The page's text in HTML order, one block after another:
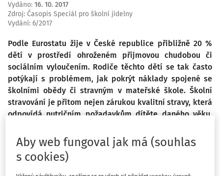
Vydáno: 16. 10. 2017
Zdroj: Časopis Speciál pro školní jídelny
Vydání: 6/2017
Podle Eurostatu žije v České republice přibližně 20 %
dětí v prostředí ohroženém příjmovou chudobou či
sociálním vyloučením. Rodiče těchto dětí se tak často
potýkají s problémem, jak pokrýt náklady spojené se
školními obědy či stravným v mateřské škole. Školní
stravování je přitom nejen zárukou kvalitní stravy, která
odpovídá nutričním požadavkům dítěte daného věku,
Nadace OSF, která se dlouhodobě věnuje problematice
vzdělávání dětí a mladých lidí ze sociálně
znevýhodněného prostředí, se proto rozhodla zmapovat
současné možnosti dotování stravného v mateřských a
Aby web fungoval jak má (souhlas
s cookies)